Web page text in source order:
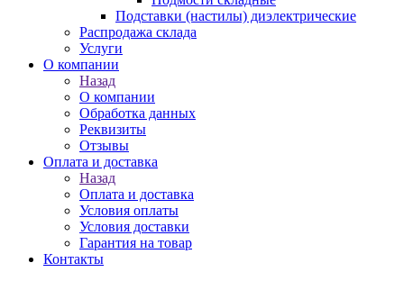
Подставки (настилы) диэлектрические
Распродажа склада
Услуги
О компании
Назад
О компании
Обработка данных
Реквизиты
Отзывы
Оплата и доставка
Назад
Оплата и доставка
Условия оплаты
Условия доставки
Гарантия на товар
Контакты